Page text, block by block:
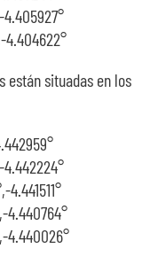
4.405927°
4.404622°
están situadas en los
4.442224°
4.440764°
4.440026°